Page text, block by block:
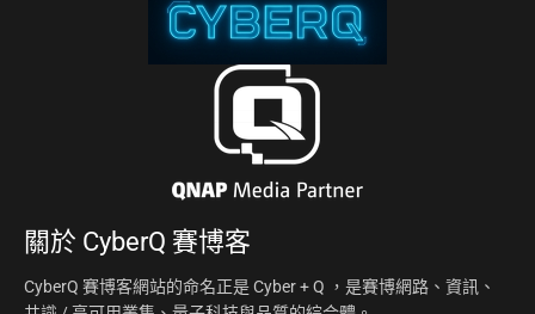
關於 CyberQ 賽博客
CyberQ 賽博客網站的命名正是 Cyber + Q ，是賽博網路、資訊、